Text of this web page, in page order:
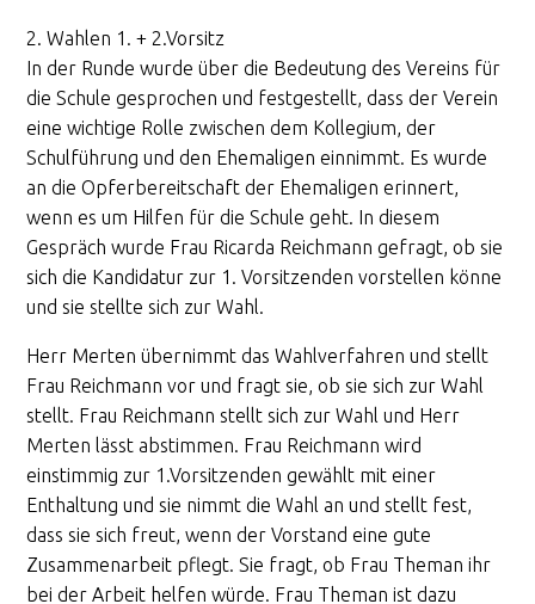
2. Wahlen 1. + 2.Vorsitz
In der Runde wurde über die Bedeutung des Vereins für
die Schule gesprochen und festgestellt, dass der Verein
eine wichtige Rolle zwischen dem Kollegium, der
Schulführung und den Ehemaligen einnimmt. Es wurde
an die Opferbereitschaft der Ehemaligen erinnert,
wenn es um Hilfen für die Schule geht. In diesem
Gespräch wurde Frau Ricarda Reichmann gefragt, ob sie
sich die Kandidatur zur 1. Vorsitzenden vorstellen könne
und sie stellte sich zur Wahl.
Herr Merten übernimmt das Wahlverfahren und stellt
Frau Reichmann vor und fragt sie, ob sie sich zur Wahl
stellt. Frau Reichmann stellt sich zur Wahl und Herr
Merten lässt abstimmen. Frau Reichmann wird
einstimmig zur 1.Vorsitzenden gewählt mit einer
Enthaltung und sie nimmt die Wahl an und stellt fest,
dass sie sich freut, wenn der Vorstand eine gute
Zusammenarbeit pflegt. Sie fragt, ob Frau Theman ihr
bei der Arbeit helfen würde. Frau Theman ist dazu